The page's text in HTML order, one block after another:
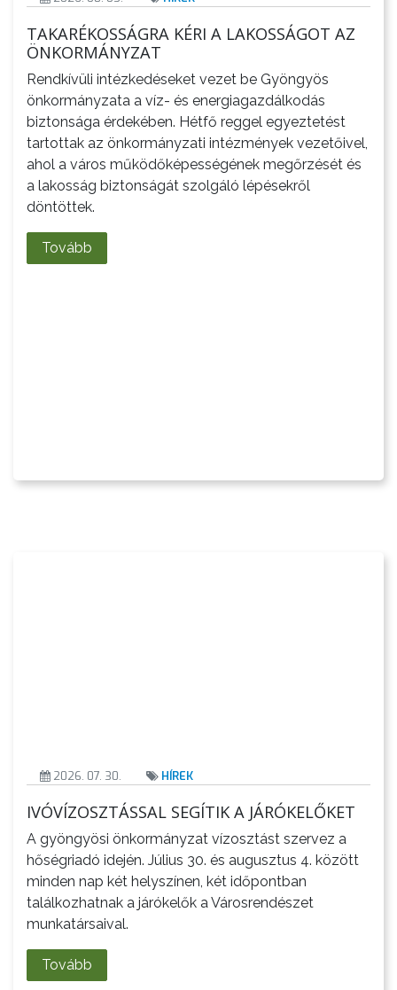
A
VÁROS
PÉNZÜGYEI
KÖLTSÉGVETÉSI
RENDELETEK
FEJLESZTÉSEK
KÖRNYEZETVÉDELEM
TELEPÜLÉSRENDEZÉS
TAKARÉKOSSÁGRA KÉRI A LAKOSSÁGOT AZ
ÖNKORMÁNYZAT
Rendkívüli intézkedéseket vezet be Gyöngyös
önkormányzata a víz- és energiagazdálkodás
biztonsága érdekében. Hétfő reggel egyeztetést
tartottak az önkormányzati intézmények vezetőivel,
ahol a város működőképességének megőrzését és
a lakosság biztonságát szolgáló lépésekről
döntöttek.
Tovább
2026. 07. 30. HÍREK
IVÓVÍZOSZTÁSSAL SEGÍTIK A JÁRÓKELŐKET
A gyöngyösi önkormányzat vízosztást szervez a
hőségriadó idején. Július 30. és augusztus 4. között
minden nap két helyszínen, két időpontban
találkozhatnak a járókelők a Városrendészet
munkatársaival.
Tovább